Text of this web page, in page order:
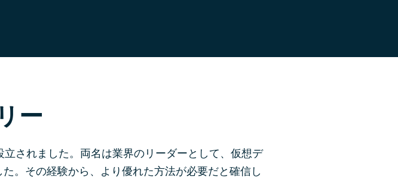
ー
れました。両名は業界のリーダーとして、仮想デ
。その経験から、より優れた方法が必要だと確信し